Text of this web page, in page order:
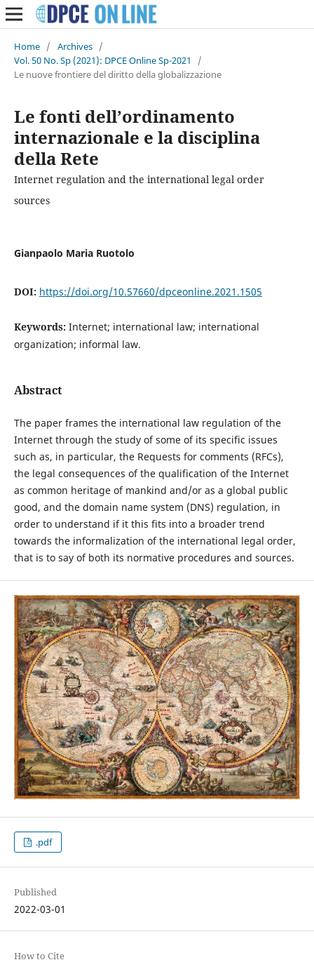
Home / Archives /
Vol. 50 No. Sp (2021): DPCE Online Sp-2021
/
Le nuove frontiere del diritto della globalizzazione
Le fonti dell’ordinamento
internazionale e la disciplina
della Rete
Internet regulation and the international legal order
sources
Gianpaolo Maria Ruotolo
DOI: https://doi.org/10.57660/dpceonline.2021.1505
Keywords: Internet; international law; international
organization; informal law.
Abstract
The paper frames the international law regulation of the
Internet through the study of some of its specific issues
such as, in particular, the Requests for comments (RFCs),
the legal consequences of the qualification of the Internet
as common heritage of mankind and/or as a global public
good, and the domain name system (DNS) regulation, in
order to understand if it this fits into a broader trend
towards the informalization of the international legal order,
that is to say of both its normative procedures and sources.
.pdf
Published
2022-03-01
How to Cite